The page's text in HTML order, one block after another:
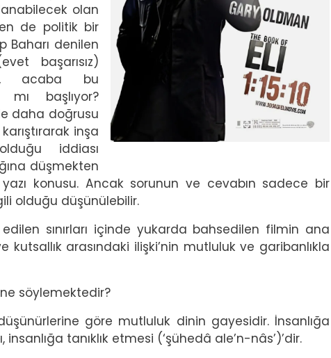
olan
de politik bir
Baharı denilen
başarısız)
acaba bu
mı başlıyor?
daha doğrusu
inşa
iddiası
düşmekten
konusu. Ancak sorunun ve cevabın sadece bir
olduğu düşünülebilir.
edilen sınırları içinde yukarda bahsedilen filmin ana
arasındaki ilişki’nin mutluluk ve garibanlıkla
ne söylemektedir?
göre mutluluk dinin gayesidir. İnsanlığa
tanıklık etmesi (‘şühedâ ale’n-nâs’)’dir.